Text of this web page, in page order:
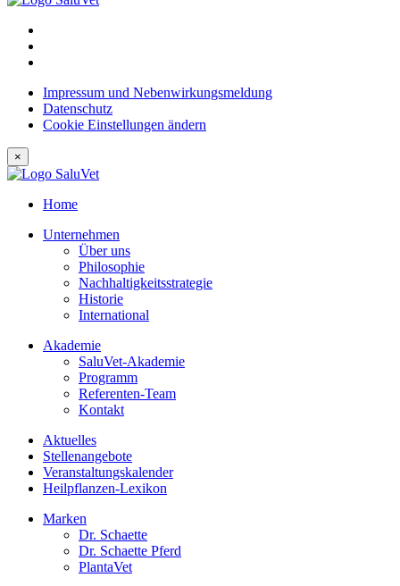
Impressum und Nebenwirkungsmeldung
Datenschutz
Cookie Einstellungen ändern
×
Home
Unternehmen
Über uns
Philosophie
Nachhaltigkeitsstrategie
Historie
International
Akademie
SaluVet-Akademie
Programm
Referenten-Team
Kontakt
Aktuelles
Stellenangebote
Veranstaltungskalender
Heilpflanzen-Lexikon
Marken
Dr. Schaette
Dr. Schaette Pferd
PlantaVet